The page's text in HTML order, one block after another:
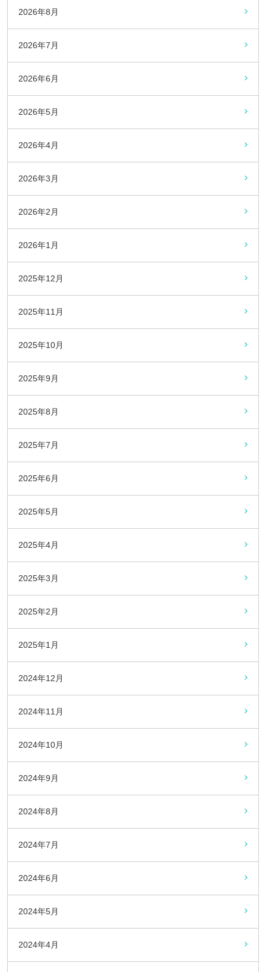
2026年8月
2026年7月
2026年6月
2026年5月
2026年4月
2026年3月
2026年2月
2026年1月
2025年12月
2025年11月
2025年10月
2025年9月
2025年8月
2025年7月
2025年6月
2025年5月
2025年4月
2025年3月
2025年2月
2025年1月
2024年12月
2024年11月
2024年10月
2024年9月
2024年8月
2024年7月
2024年6月
2024年5月
2024年4月